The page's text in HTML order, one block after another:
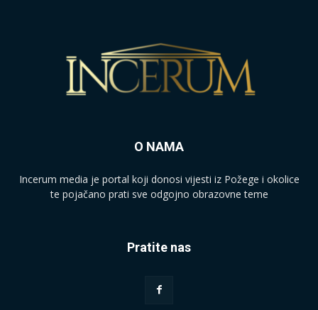
O NAMA
Incerum media je portal koji donosi vijesti iz Požege i okolice
te pojačano prati sve odgojno obrazovne teme
Pratite nas